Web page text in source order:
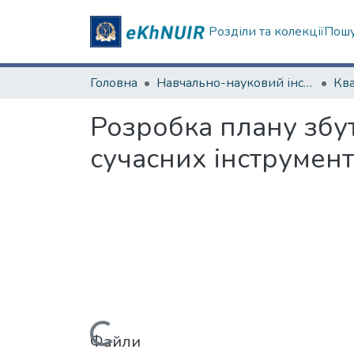
Розділи та колекції
Головна Навчально-науковий інститут «Українська інженерно-педагогічна академія»
Розробка плану
сучасних
Файли